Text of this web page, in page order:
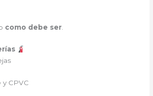
como debe ser
y CPVC